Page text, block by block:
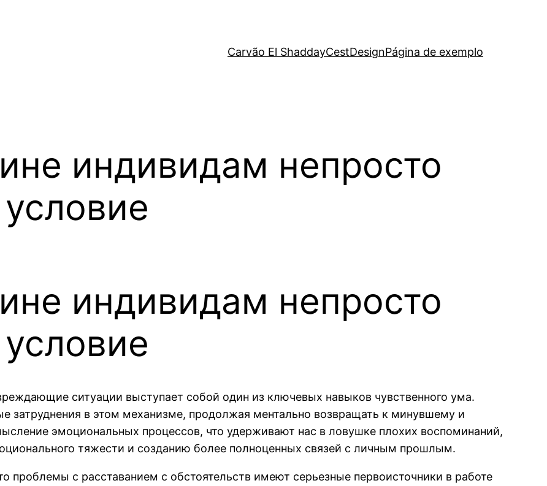
Carvão El ShaddayCestDesignPágina de exemplo
индивидам непросто
индивидам непросто
ситуации выступает собой один из ключевых навыков чувственного ума.
в этом механизме, продолжая ментально возвращать к минувшему и
эмоциональных процессов, что удерживают нас в ловушке плохих воспоминаний,
тяжести и созданию более полноценных связей с личным прошлым.
проблемы с расставанием с обстоятельств имеют серьезные первоисточники в работе